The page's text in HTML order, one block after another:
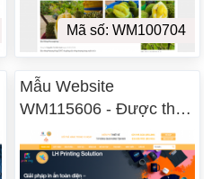
Mã số: WM100704
Mẫu Website
WM115606 - Được thiết
kế tại Sơn La